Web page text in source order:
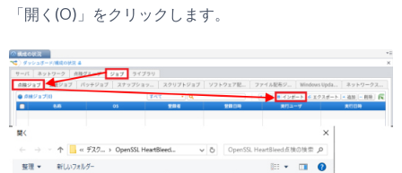
「開く(O)」をクリックします。